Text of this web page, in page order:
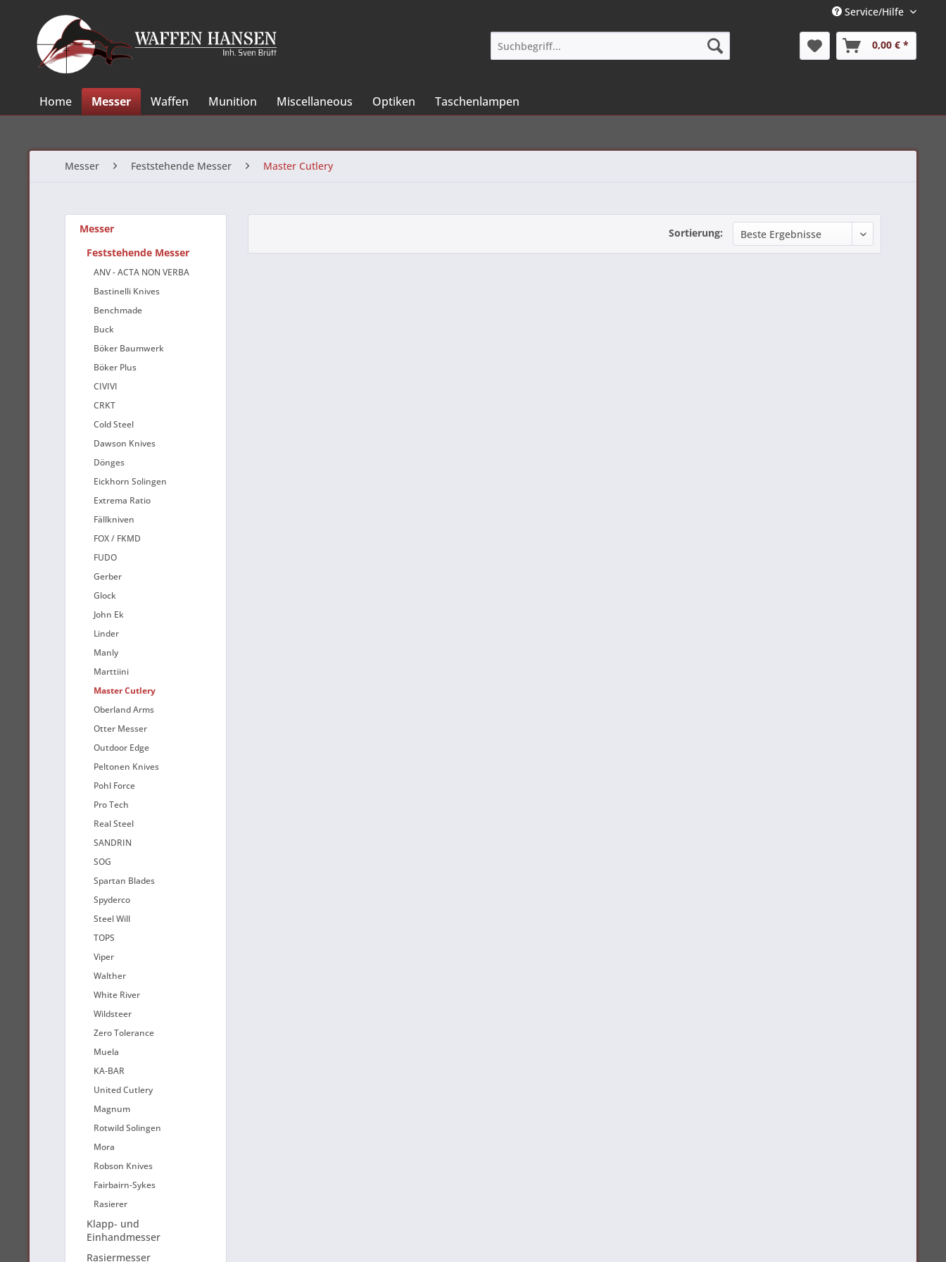
Service/Hilfe
0,00 € *
Home Messer Waffen Munition Miscellaneous Optiken Taschenlampen
Messer Feststehende Messer Master Cutlery
Messer
Feststehende Messer
ANV - ACTA NON VERBA
Bastinelli Knives
Benchmade
Buck
Böker Baumwerk
Böker Plus
CIVIVI
CRKT
Cold Steel
Dawson Knives
Dönges
Eickhorn Solingen
Extrema Ratio
Fällkniven
FOX / FKMD
FUDO
Gerber
Glock
John Ek
Linder
Manly
Marttiini
Master Cutlery
Oberland Arms
Otter Messer
Outdoor Edge
Peltonen Knives
Pohl Force
Pro Tech
Real Steel
SANDRIN
SOG
Spartan Blades
Spyderco
Steel Will
TOPS
Viper
Walther
White River
Wildsteer
Zero Tolerance
Muela
KA-BAR
United Cutlery
Magnum
Rotwild Solingen
Mora
Robson Knives
Fairbairn-Sykes
Rasierer
Klapp- und
Einhandmesser
Rasiermesser
Sortierung: